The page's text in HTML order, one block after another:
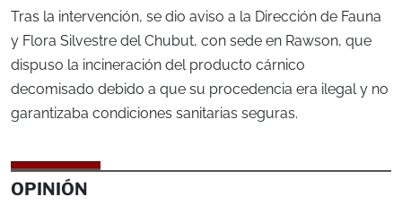
Tras la intervención, se dio aviso a la Dirección de Fauna
y Flora Silvestre del Chubut, con sede en Rawson, que
dispuso la incineración del producto cárnico
decomisado debido a que su procedencia era ilegal y no
garantizaba condiciones sanitarias seguras.
OPINIÓN